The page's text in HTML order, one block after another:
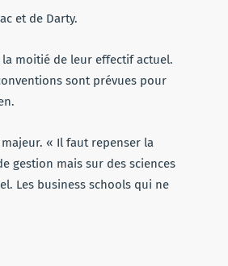
et de Darty.
moitié de leur effectif actuel.
sont prévues pour
« Il faut repenser la
gestion mais sur des sciences
Les business schools qui ne